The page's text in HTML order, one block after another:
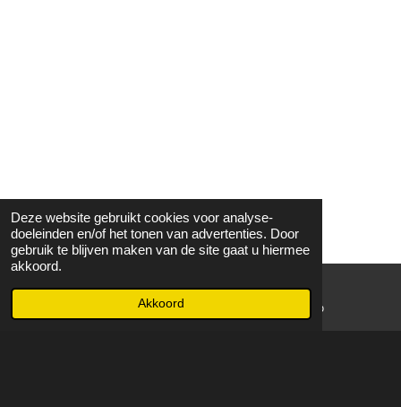
Deze website gebruikt cookies voor analyse-
doeleinden en/of het tonen van advertenties. Door
gebruik te blijven maken van de site gaat u hiermee
akkoord.
Akkoord WhatsApp